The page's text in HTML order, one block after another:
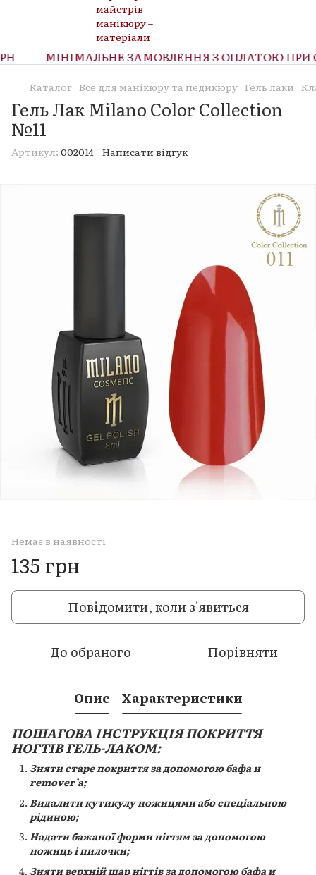
МІНІМАЛЬНЕ ЗАМОВЛЕННЯ З ОПЛАТОЮ ПРИ
Каталог Все для манікюру та педикюру Гель лаки
Гель Лак Milano Color Collection
№11
Артикул: 002014 Написати відгук
Немає в наявності
135 грн
Повідомити, коли з'явиться
До обраного Порівняти
Опис
Характеристики
ПОШАГОВА ІНСТРУКЦІЯ ПОКРИТТЯ
НОГТІВ ГЕЛЬ-ЛАКОМ:
Зняти старе покриття за допомогою бафа и
remover’а;
Видалити кутикулу ножицями або спеціальною
рідиною;
Надати бажаної форми нігтям за допомогою
ножиць і пилочки;
Зняти верхній шар нігтів за допомогою бафа и